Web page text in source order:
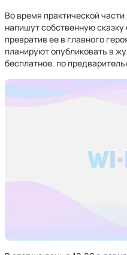
Во время практической
напишут собственную
превратив ее в главного
планируют опубликовать в
бесплатное, по